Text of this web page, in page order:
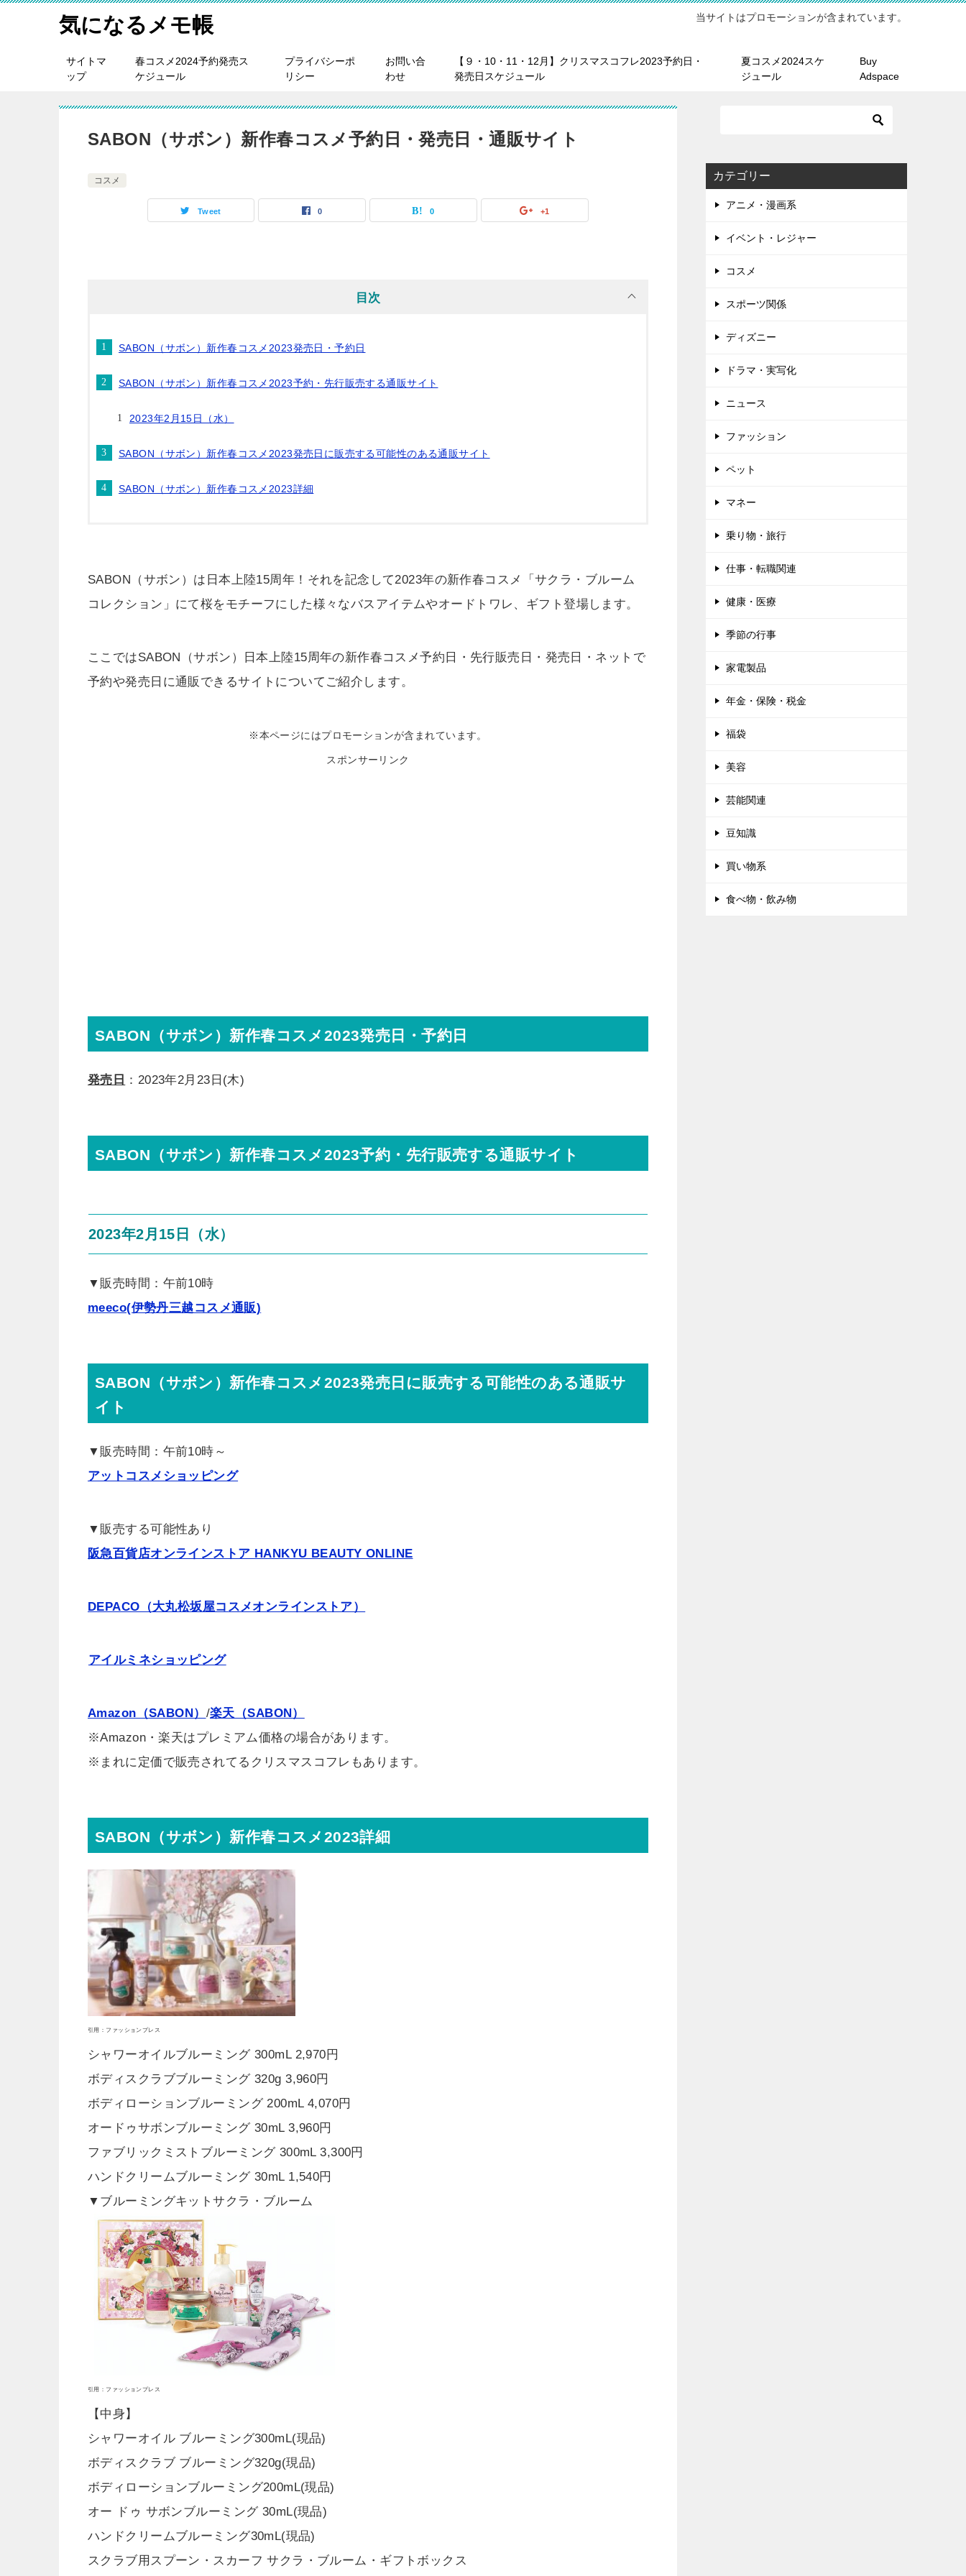
気になるメモ帳 当サイトはプロモーションが含まれています。
サイトマ
ップ
春コスメ2024予約発売ス
ケジュール
プライバシーポ
リシー
お問い合
わせ
【９・10・11・12月】クリスマスコフレ2023予約日・
発売日スケジュール
夏コスメ2024スケ
ジュール
Buy
Adspace
SABON（サボン）新作春コスメ予約日・発売日・通販サイト
コスメ
Tweet 0 0 +1
目次
SABON（サボン）新作春コスメ2023発売日・予約日
SABON（サボン）新作春コスメ2023予約・先行販売する通販サイト
2023年2月15日（水）
SABON（サボン）新作春コスメ2023発売日に販売する可能性のある通販サイト
SABON（サボン）新作春コスメ2023詳細
SABON（サボン）は日本上陸15周年！それを記念して2023年の新作春コスメ「サクラ・ブルーム
コレクション」にて桜をモチーフにした様々なバスアイテムやオードトワレ、ギフト登場します。
ここではSABON（サボン）日本上陸15周年の新作春コスメ予約日・先行販売日・発売日・ネットで
予約や発売日に通販できるサイトについてご紹介します。
※本ページにはプロモーションが含まれています。
スポンサーリンク
SABON（サボン）新作春コスメ2023発売日・予約日
発売日 ：2023年2月23日(木)
SABON（サボン）新作春コスメ2023予約・先行販売する通販サイト
2023年2月15日（水）
▼販売時間：午前10時
meeco(伊勢丹三越コスメ通販)
SABON（サボン）新作春コスメ2023発売日に販売する可能性のある通販サ
イト
▼販売時間：午前10時～
アットコスメショッピング
▼販売する可能性あり
阪急百貨店オンラインストア HANKYU BEAUTY ONLINE
DEPACO（大丸松坂屋コスメオンラインストア）
アイルミネショッピング
Amazon（SABON） /楽天（SABON）
※Amazon・楽天はプレミアム価格の場合があります。
※まれに定価で販売されてるクリスマスコフレもあります。
SABON（サボン）新作春コスメ2023詳細
引用：ファッションプレス
シャワーオイルブルーミング 300mL 2,970円
ボディスクラブブルーミング 320g 3,960円
ボディローションブルーミング 200mL 4,070円
オードゥサボンブルーミング 30mL 3,960円
ファブリックミストブルーミング 300mL 3,300円
ハンドクリームブルーミング 30mL 1,540円
▼ブルーミングキットサクラ・ブルーム
引用：ファッションプレス
【中身】
シャワーオイル ブルーミング300mL(現品)
ボディスクラブ ブルーミング320g(現品)
ボディローションブルーミング200mL(現品)
オー ドゥ サボンブルーミング 30mL(現品)
ハンドクリームブルーミング30mL(現品)
スクラブ用スプーン・スカーフ サクラ・ブルーム・ギフトボックス
カテゴリー
アニメ・漫画系
イベント・レジャー
コスメ
スポーツ関係
ディズニー
ドラマ・実写化
ニュース
ファッション
ペット
マネー
乗り物・旅行
仕事・転職関連
健康・医療
季節の行事
家電製品
年金・保険・税金
福袋
美容
芸能関連
豆知識
買い物系
食べ物・飲み物